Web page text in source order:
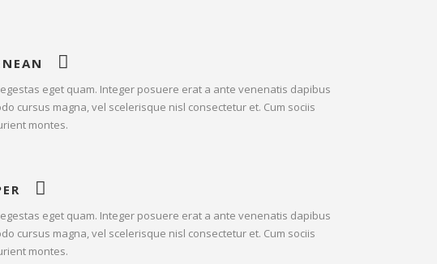
eget quam. Integer posuere erat a ante venenatis dapibus
cursus magna, vel scelerisque nisl consectetur et. Cum sociis
montes.
eget quam. Integer posuere erat a ante venenatis dapibus
cursus magna, vel scelerisque nisl consectetur et. Cum sociis
montes.